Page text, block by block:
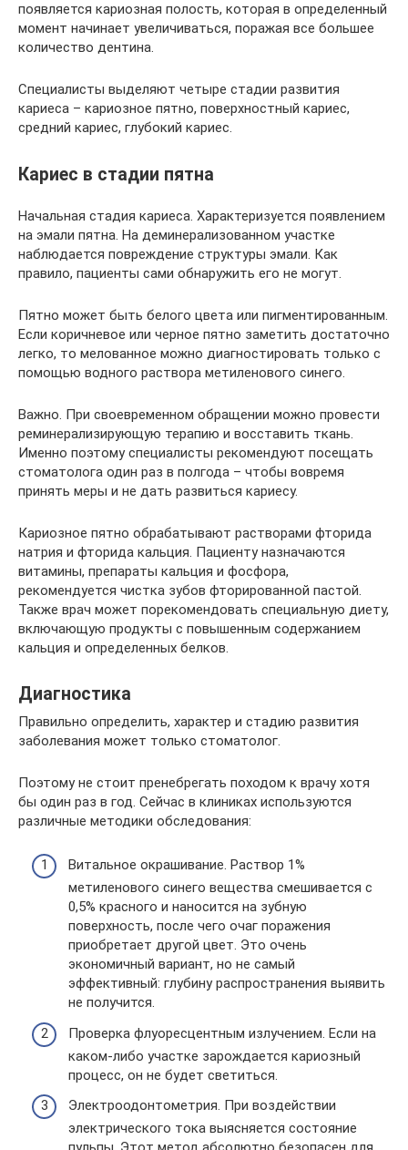
появляется кариозная полость, которая в определенный
момент начинает увеличиваться, поражая все большее
количество дентина.
Специалисты выделяют четыре стадии развития
кариеса – кариозное пятно, поверхностный кариес,
средний кариес, глубокий кариес.
Кариес в стадии пятна
Начальная стадия кариеса. Характеризуется появлением
на эмали пятна. На деминерализованном участке
наблюдается повреждение структуры эмали. Как
правило, пациенты сами обнаружить его не могут.
Пятно может быть белого цвета или пигментированным.
Если коричневое или черное пятно заметить достаточно
легко, то мелованное можно диагностировать только с
помощью водного раствора метиленового синего.
Важно. При своевременном обращении можно провести
реминерализирующую терапию и восставить ткань.
Именно поэтому специалисты рекомендуют посещать
стоматолога один раз в полгода – чтобы вовремя
принять меры и не дать развиться кариесу.
Кариозное пятно обрабатывают растворами фторида
натрия и фторида кальция. Пациенту назначаются
витамины, препараты кальция и фосфора,
рекомендуется чистка зубов фторированной пастой.
Также врач может порекомендовать специальную диету,
включающую продукты с повышенным содержанием
кальция и определенных белков.
Диагностика
Правильно определить, характер и стадию развития
заболевания может только стоматолог.
Поэтому не стоит пренебрегать походом к врачу хотя
бы один раз в год. Сейчас в клиниках используются
различные методики обследования:
Витальное окрашивание. Раствор 1%
метиленового синего вещества смешивается с
0,5% красного и наносится на зубную
поверхность, после чего очаг поражения
приобретает другой цвет. Это очень
экономичный вариант, но не самый
эффективный: глубину распространения выявить
не получится.
Проверка флуоресцентным излучением. Если на
каком-либо участке зарождается кариозный
процесс, он не будет светиться.
Электроодонтометрия. При воздействии
электрического тока выясняется состояние